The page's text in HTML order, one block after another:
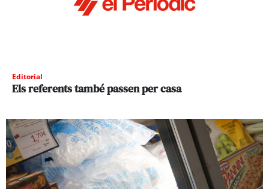
Editorial
Els referents també passen per casa